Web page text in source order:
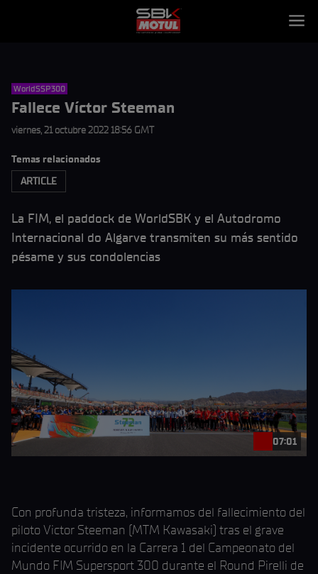
WorldSSP300
Fallece Víctor Steeman
viernes, 21 octubre 2022 18:56 GMT
Temas relacionados
ARTICLE
La FIM, el paddock de WorldSBK y el Autodromo
Internacional do Algarve transmiten su más sentido
pésame y sus condolencias
07:01
Con profunda tristeza, informamos del fallecimiento del
piloto Victor Steeman (MTM Kawasaki) tras el grave
incidente ocurrido en la Carrera 1 del Campeonato del
Mundo FIM Supersport 300 durante el Round Pirelli de